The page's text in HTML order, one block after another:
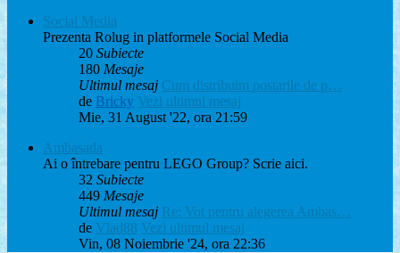
Social Media
Prezenta Rolug in platformele Social Media
20 Subiecte
180 Mesaje
Ultimul mesaj Cum distribuim postarile de p…
de Bricky Vezi ultimul mesaj
Mie, 31 August '22, ora 21:59
Ambasada
Ai o întrebare pentru LEGO Group? Scrie aici.
32 Subiecte
449 Mesaje
Ultimul mesaj Re: Vot pentru alegerea Ambas…
de Vlad88 Vezi ultimul mesaj
Vin, 08 Noiembrie '24, ora 22:36